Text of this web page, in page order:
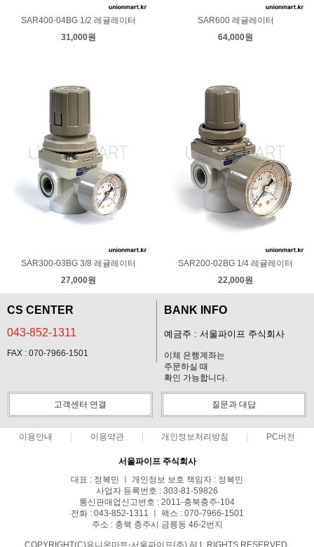
SAR400-04BG 1/2 레귤레이터
31,000원
SAR600 레귤레이터
64,000원
SAR300-03BG 3/8 레귤레이터
27,000원
SAR200-02BG 1/4 레귤레이터
22,000원
CS CENTER
043-852-1311
FAX : 070-7966-1501
BANK INFO
예금주 : 서울파이프 주식회사
이체 은행계좌는
주문하실 때
확인 가능합니다.
고객센터 연결 질문과 대답
이용안내 이용약관 개인정보처리방침 PC버전
서울파이프 주식회사
대표 : 정복민 ㅣ 개인정보 보호 책임자 : 정복민
사업자 등록번호 : 303-81-59826
통신판매업신고번호 : 2011-충북충주-104
전화 : 043-852-1311 ㅣ 팩스 : 070-7966-1501
주소 : 충북 충주시 금릉동 46-2번지
COPYRIGHT(C)유니온마트-서울파이프(주) ALL RIGHTS RESERVED.